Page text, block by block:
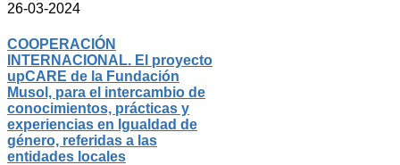
26-03-2024
COOPERACIÓN
INTERNACIONAL. El proyecto
upCARE de la Fundación
Musol, para el intercambio de
conocimientos, prácticas y
experiencias en Igualdad de
género, referidas a las
entidades locales